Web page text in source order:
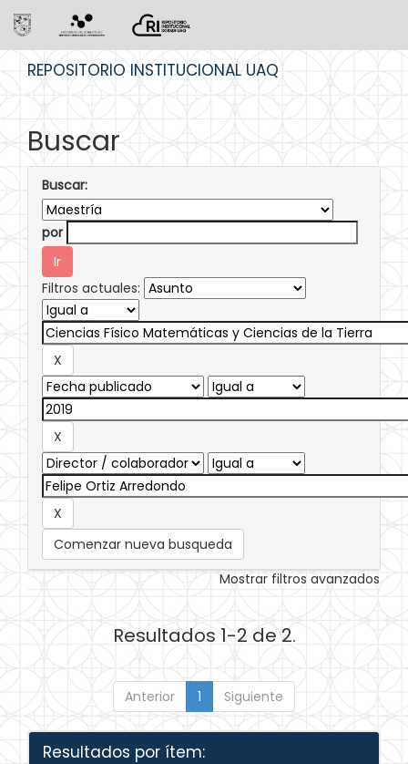
REPOSITORIO INSTITUCIONAL UAQ
Buscar
Buscar:
por
Filtros actuales:
Comenzar nueva busqueda
Mostrar filtros avanzados
Resultados 1-2 de 2.
Anterior 1 Siguiente
Resultados por ítem: